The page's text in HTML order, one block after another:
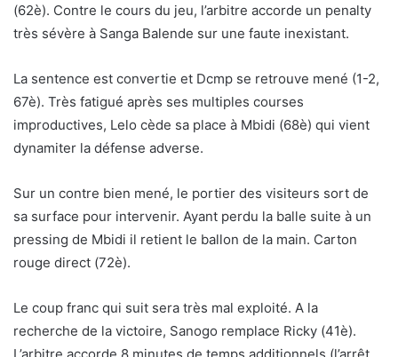
(62è). Contre le cours du jeu, l’arbitre accorde un penalty
très sévère à Sanga Balende sur une faute inexistant.
La sentence est convertie et Dcmp se retrouve mené (1-2,
67è). Très fatigué après ses multiples courses
improductives, Lelo cède sa place à Mbidi (68è) qui vient
dynamiter la défense adverse.
Sur un contre bien mené, le portier des visiteurs sort de
sa surface pour intervenir. Ayant perdu la balle suite à un
pressing de Mbidi il retient le ballon de la main. Carton
rouge direct (72è).
Le coup franc qui suit sera très mal exploité. A la
recherche de la victoire, Sanogo remplace Ricky (41è).